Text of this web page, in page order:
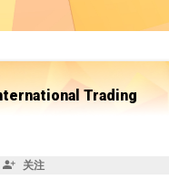
Trading
关注